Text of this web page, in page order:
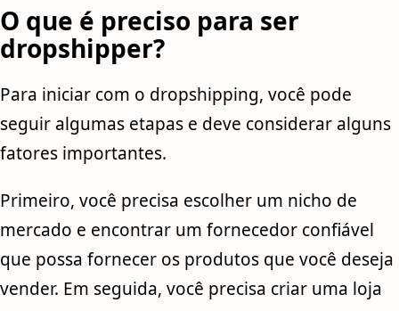
O que é preciso para ser
dropshipper?
Para iniciar com o dropshipping, você pode
seguir algumas etapas e deve considerar alguns
fatores importantes.
Primeiro, você precisa escolher um nicho de
mercado e encontrar um fornecedor confiável
que possa fornecer os produtos que você deseja
vender. Em seguida, você precisa criar uma loja